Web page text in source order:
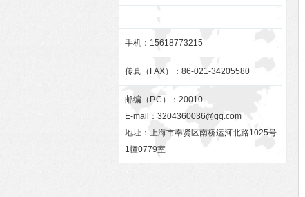
手机：15618773215
传真（FAX）：86-021-34205580
邮编（P.C）：20010
E-mail： 3204360036@qq.com
地址：上海市奉贤区南桥运河北路1025号
1幢0779室